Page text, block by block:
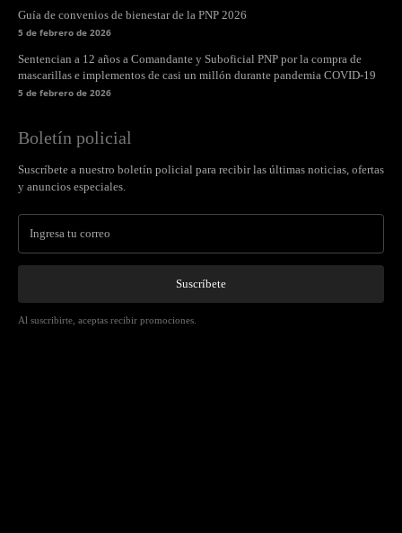
Guía de convenios de bienestar de la PNP 2026
5 de febrero de 2026
Sentencian a 12 años a Comandante y Suboficial PNP por la compra de
mascarillas e implementos de casi un millón durante pandemia COVID-19
5 de febrero de 2026
Boletín policial
Suscríbete a nuestro boletín policial para recibir las últimas noticias, ofertas
y anuncios especiales.
Suscríbete
Al suscribirte, aceptas recibir promociones.